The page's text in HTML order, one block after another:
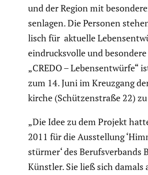
und der Region mit
sen­lagen. Die Personen
lisch für aktuelle
eindrucks­volle und
„CREDO – Lebens­ent­würfe“
zum 14. Juni im Kreuzgang
kirche (Schüt­zen­straße 22)
„Die Idee zu dem Projekt
2011 für die Ausstel­lung
stürmer‘ des Berufs­ver­bands
Künstler. Sie ließ sich